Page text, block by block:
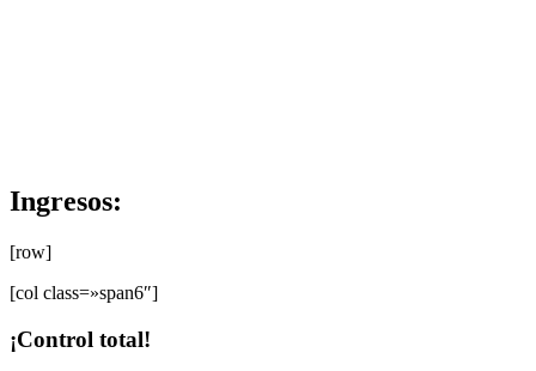
Ingresos:
[row]
[col class=»span6″]
¡Control total!